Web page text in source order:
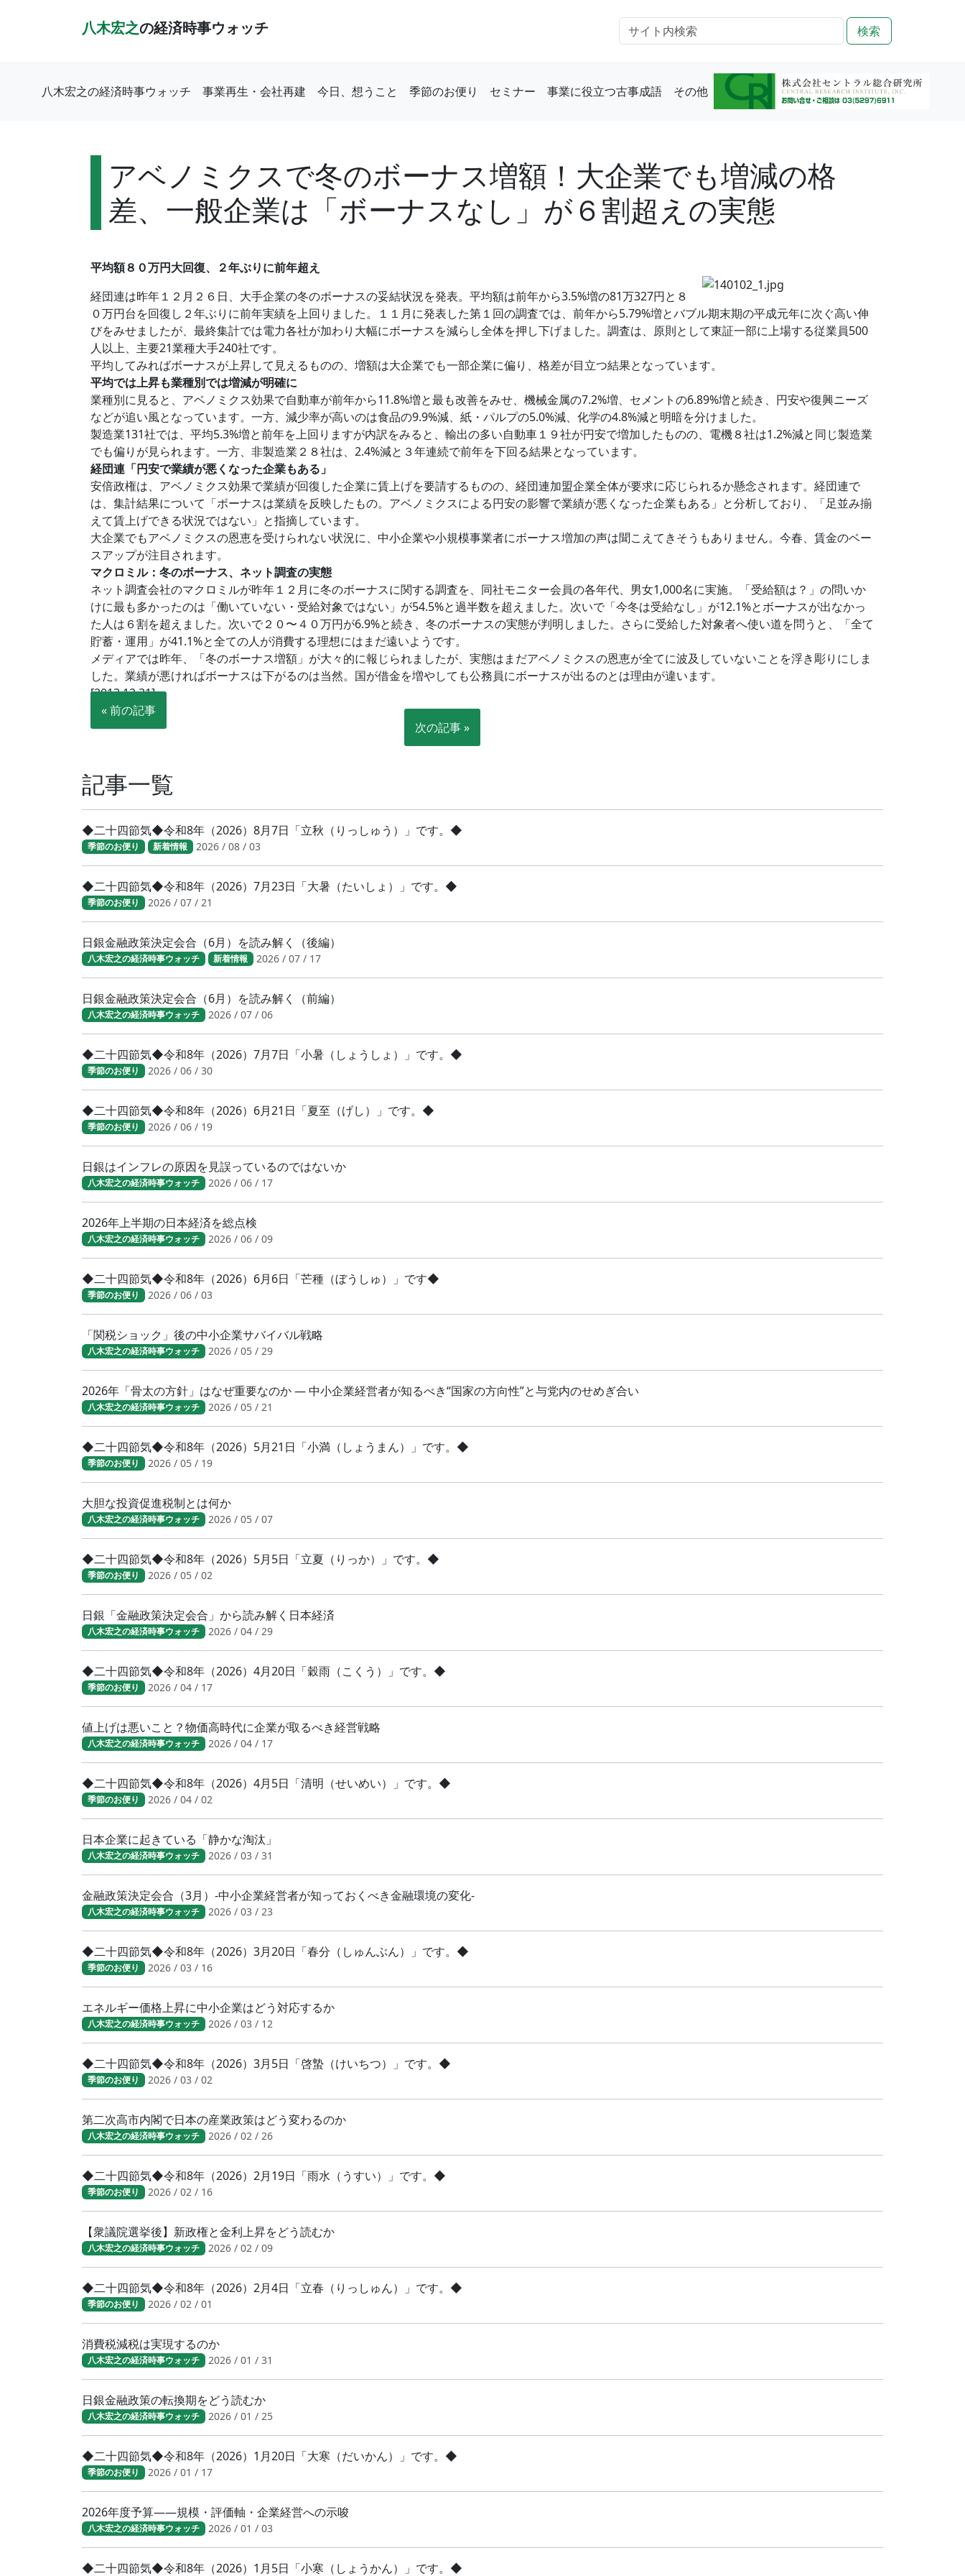
八木宏之の経済時事ウォッチ 検索
八木宏之の経済時事ウォッチ 事業再生・会社再建 今日、想うこと 季節のお便り セミナー 事業に役立つ古事成語 その他
アベノミクスで冬のボーナス増額！大企業でも増減の格
差、一般企業は「ボーナスなし」が６割超えの実態
平均額８０万円大回復、２年ぶりに前年超え
経団連は昨年１２月２６日、大手企業の冬のボーナスの妥結状況を発表。平均額は前年から3.5%増の81万327円と８
０万円台を回復し２年ぶりに前年実績を上回りました。１１月に発表した第１回の調査では、前年から5.79%増とバブル期末期の平成元年に次ぐ高い伸
びをみせましたが、最終集計では電力各社が加わり大幅にボーナスを減らし全体を押し下げました。調査は、原則として東証一部に上場する従業員500
人以上、主要21業種大手240社です。
平均してみればボーナスが上昇して見えるものの、増額は大企業でも一部企業に偏り、格差が目立つ結果となっています。
平均では上昇も業種別では増減が明確に
業種別に見ると、アベノミクス効果で自動車が前年から11.8%増と最も改善をみせ、機械金属の7.2%増、セメントの6.89%増と続き、円安や復興ニーズ
などが追い風となっています。一方、減少率が高いのは食品の9.9%減、紙・パルプの5.0%減、化学の4.8%減と明暗を分けました。
製造業131社では、平均5.3%増と前年を上回りますが内訳をみると、輸出の多い自動車１９社が円安で増加したものの、電機８社は1.2%減と同じ製造業
でも偏りが見られます。一方、非製造業２８社は、2.4%減と３年連続で前年を下回る結果となっています。
経団連「円安で業績が悪くなった企業もある」
安倍政権は、アベノミクス効果で業績が回復した企業に賃上げを要請するものの、経団連加盟企業全体が要求に応じられるか懸念されます。経団連で
は、集計結果について「ボーナスは業績を反映したもの。アベノミクスによる円安の影響で業績が悪くなった企業もある」と分析しており、「足並み揃
えて賃上げできる状況ではない」と指摘しています。
大企業でもアベノミクスの恩恵を受けられない状況に、中小企業や小規模事業者にボーナス増加の声は聞こえてきそうもありません。今春、賃金のベー
スアップが注目されます。
マクロミル：冬のボーナス、ネット調査の実態
ネット調査会社のマクロミルが昨年１２月に冬のボーナスに関する調査を、同社モニター会員の各年代、男女1,000名に実施。「受給額は？」の問いか
けに最も多かったのは「働いていない・受給対象ではない」が54.5%と過半数を超えました。次いで「今冬は受給なし」が12.1%とボーナスが出なかっ
た人は６割を超えました。次いで２０〜４０万円が6.9%と続き、冬のボーナスの実態が判明しました。さらに受給した対象者へ使い道を問うと、「全て
貯蓄・運用」が41.1%と全ての人が消費する理想にはまだ遠いようです。
メディアでは昨年、「冬のボーナス増額」が大々的に報じられましたが、実態はまだアベノミクスの恩恵が全てに波及していないことを浮き彫りにしま
した。業績が悪ければボーナスは下がるのは当然。国が借金を増やしても公務員にボーナスが出るのとは理由が違います。
[2013.12.31]
« 前の記事
次の記事 »
記事一覧
◆二十四節気◆令和8年（2026）8月7日「立秋（りっしゅう）」です。◆
季節のお便り 新着情報 2026 / 08 / 03
◆二十四節気◆令和8年（2026）7月23日「大暑（たいしょ）」です。◆
季節のお便り 2026 / 07 / 21
日銀金融政策決定会合（6月）を読み解く（後編）
八木宏之の経済時事ウォッチ 新着情報 2026 / 07 / 17
日銀金融政策決定会合（6月）を読み解く（前編）
八木宏之の経済時事ウォッチ 2026 / 07 / 06
◆二十四節気◆令和8年（2026）7月7日「小暑（しょうしょ）」です。◆
季節のお便り 2026 / 06 / 30
◆二十四節気◆令和8年（2026）6月21日「夏至（げし）」です。◆
季節のお便り 2026 / 06 / 19
日銀はインフレの原因を見誤っているのではないか
八木宏之の経済時事ウォッチ 2026 / 06 / 17
2026年上半期の日本経済を総点検
八木宏之の経済時事ウォッチ 2026 / 06 / 09
◆二十四節気◆令和8年（2026）6月6日「芒種（ぼうしゅ）」です◆
季節のお便り 2026 / 06 / 03
「関税ショック」後の中小企業サバイバル戦略
八木宏之の経済時事ウォッチ 2026 / 05 / 29
2026年「骨太の方針」はなぜ重要なのか ― 中小企業経営者が知るべき“国家の方向性”と与党内のせめぎ合い
八木宏之の経済時事ウォッチ 2026 / 05 / 21
◆二十四節気◆令和8年（2026）5月21日「小満（しょうまん）」です。◆
季節のお便り 2026 / 05 / 19
大胆な投資促進税制とは何か
八木宏之の経済時事ウォッチ 2026 / 05 / 07
◆二十四節気◆令和8年（2026）5月5日「立夏（りっか）」です。◆
季節のお便り 2026 / 05 / 02
日銀「金融政策決定会合」から読み解く日本経済
八木宏之の経済時事ウォッチ 2026 / 04 / 29
◆二十四節気◆令和8年（2026）4月20日「穀雨（こくう）」です。◆
季節のお便り 2026 / 04 / 17
値上げは悪いこと？物価高時代に企業が取るべき経営戦略
八木宏之の経済時事ウォッチ 2026 / 04 / 17
◆二十四節気◆令和8年（2026）4月5日「清明（せいめい）」です。◆
季節のお便り 2026 / 04 / 02
日本企業に起きている「静かな淘汰」
八木宏之の経済時事ウォッチ 2026 / 03 / 31
金融政策決定会合（3月）-中小企業経営者が知っておくべき金融環境の変化-
八木宏之の経済時事ウォッチ 2026 / 03 / 23
◆二十四節気◆令和8年（2026）3月20日「春分（しゅんぶん）」です。◆
季節のお便り 2026 / 03 / 16
エネルギー価格上昇に中小企業はどう対応するか
八木宏之の経済時事ウォッチ 2026 / 03 / 12
◆二十四節気◆令和8年（2026）3月5日「啓蟄（けいちつ）」です。◆
季節のお便り 2026 / 03 / 02
第二次高市内閣で日本の産業政策はどう変わるのか
八木宏之の経済時事ウォッチ 2026 / 02 / 26
◆二十四節気◆令和8年（2026）2月19日「雨水（うすい）」です。◆
季節のお便り 2026 / 02 / 16
【衆議院選挙後】新政権と金利上昇をどう読むか
八木宏之の経済時事ウォッチ 2026 / 02 / 09
◆二十四節気◆令和8年（2026）2月4日「立春（りっしゅん）」です。◆
季節のお便り 2026 / 02 / 01
消費税減税は実現するのか
八木宏之の経済時事ウォッチ 2026 / 01 / 31
日銀金融政策の転換期をどう読むか
八木宏之の経済時事ウォッチ 2026 / 01 / 25
◆二十四節気◆令和8年（2026）1月20日「大寒（だいかん）」です。◆
季節のお便り 2026 / 01 / 17
2026年度予算――規模・評価軸・企業経営への示唆
八木宏之の経済時事ウォッチ 2026 / 01 / 03
◆二十四節気◆令和8年（2026）1月5日「小寒（しょうかん）」です。◆